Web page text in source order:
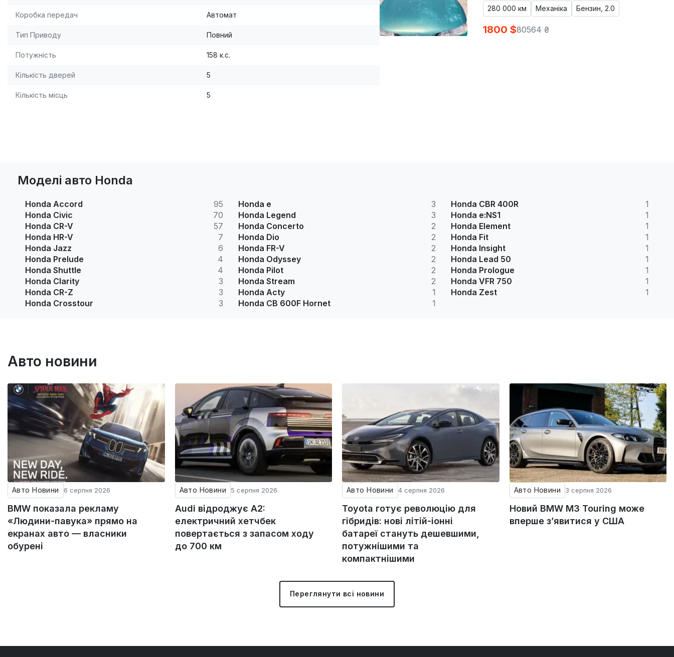
Коробка передач Автомат
Тип Приводу Повний
Потужність 158 к.с.
Кількість дверей 5
Кількість місць 5
280 000 км Механіка Бензин, 2.0
1800 $80564 ₴
Моделі авто Honda
Honda Accord
95
Honda Civic
70
Honda CR-V
57
Honda HR-V
7
Honda Jazz
6
Honda Prelude
4
Honda Shuttle
4
Honda Clarity
3
Honda CR-Z
3
Honda Crosstour
3
Honda e
3
Honda Legend
3
Honda Concerto
2
Honda Dio
2
Honda FR-V
2
Honda Odyssey
2
Honda Pilot
2
Honda Stream
2
Honda Acty
1
Honda CB 600F Hornet
1
Honda CBR 400R
1
Honda e:NS1
1
Honda Element
1
Honda Fit
1
Honda Insight
1
Honda Lead 50
1
Honda Prologue
1
Honda VFR 750
1
Honda Zest
1
Авто новини
Авто Новини 6 серпня 2026
BMW показала рекламу
«Людини-павука» прямо на
екранах авто — власники
обурені
Авто Новини 5 серпня 2026
Audi відроджує A2:
електричний хетчбек
повертається з запасом ходу
до 700 км
Авто Новини 4 серпня 2026
Toyota готує революцію для
гібридів: нові літій-іонні
батареї стануть дешевшими,
потужнішими та
компактнішими
Авто Новини 3 серпня 2026
Новий BMW M3 Touring може
вперше з’явитися у США
Переглянути всі новини